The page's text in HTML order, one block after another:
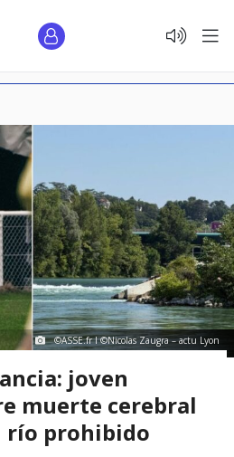
©ASSE.fr I ©Nicolas Zaugra – actu Lyon
joven
muerte cerebral
río prohibido